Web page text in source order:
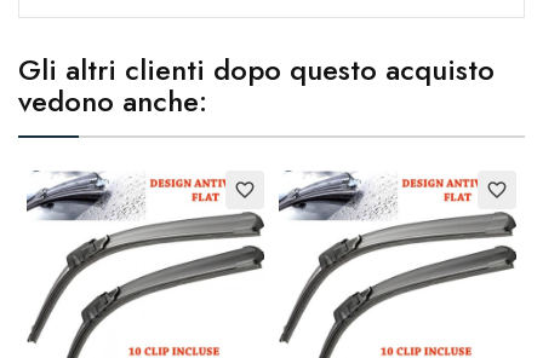
Gli altri clienti dopo questo acquisto
vedono anche:
favorite_border favorite_border